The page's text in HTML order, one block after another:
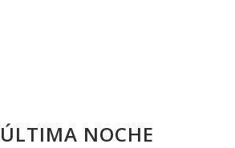
NOCHE